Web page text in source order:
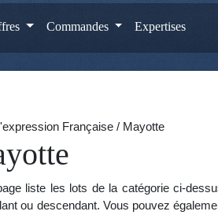
Commandes Expertises
Française / Mayotte
liste les lots de la catégorie ci-
ou descendant. Vous pouvez